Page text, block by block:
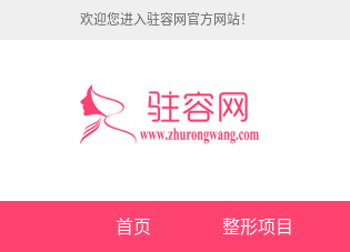
欢迎您进入驻容网官方网站！
首页 整形项目